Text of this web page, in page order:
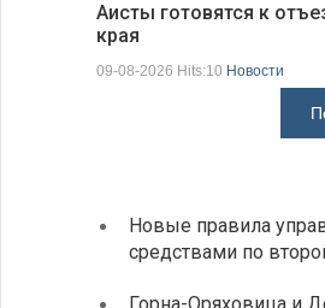
Аисты готовятся к
края
09-08-2026 Hits:10 Новости
Новые правила
средствами по